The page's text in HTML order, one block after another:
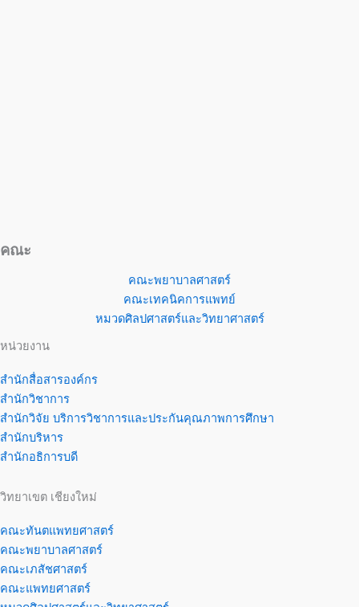
คณะ
คณะพยาบาลศาสตร์
คณะเทคนิคการแพทย์
หมวดศิลปศาสตร์และวิทยาศาสตร์
หน่วยงาน
สำนักสื่อสารองค์กร
สำนักวิชาการ
สำนักวิจัย บริการวิชาการและประกันคุณภาพการศึกษา
สำนักบริหาร
สำนักอธิการบดี
วิทยาเขต เชียงใหม่
คณะทันตแพทยศาสตร์
คณะพยาบาลศาสตร์
คณะเภสัชศาสตร์
คณะแพทยศาสตร์